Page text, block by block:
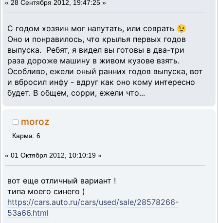
« 28 Сентября 2012, 19:47:25 »
С годом хозяин мог напутать, или соврать 😉
Оно и понравилось, что крылья первых годов
выпуска. Ребят, я видел вы готовы в два-три
раза дороже машину в живом кузове взять.
Особливо, ежели оный ранних годов выпуска, вот
и вбросил инфу - вдруг как оно кому интересно
будет. В общем, сорри, ежели что...
moroz
Карма: 6
« 01 Октября 2012, 10:10:19 »
вот еще отличный вариант !
типа моего синего )
https://cars.auto.ru/cars/used/sale/28578266-
53a66.html